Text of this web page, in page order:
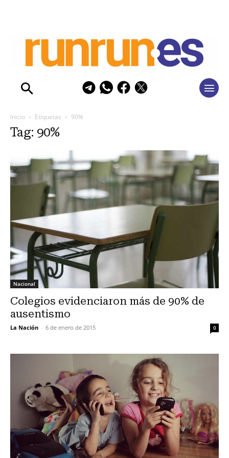
Inicio Etiquetas 90%
Tag: 90%
Nacional
Colegios evidenciaron más de 90% de
ausentismo
La Nación - 6 de enero de 2015 0